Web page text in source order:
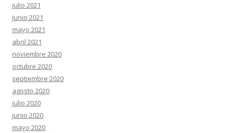
julio 2021
junio 2021
mayo 2021
abril 2021
noviembre 2020
octubre 2020
septiembre 2020
agosto 2020
julio 2020
junio 2020
mayo 2020